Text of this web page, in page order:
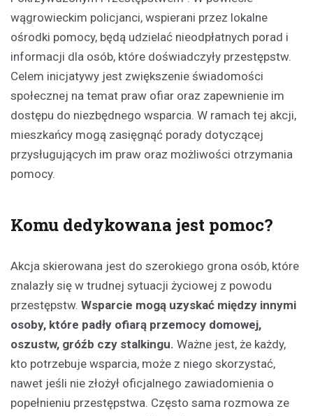
wągrowieckim policjanci, wspierani przez lokalne
ośrodki pomocy, będą udzielać nieodpłatnych porad i
informacji dla osób, które doświadczyły przestępstw.
Celem inicjatywy jest zwiększenie świadomości
społecznej na temat praw ofiar oraz zapewnienie im
dostępu do niezbędnego wsparcia. W ramach tej akcji,
mieszkańcy mogą zasięgnąć porady dotyczącej
przysługujących im praw oraz możliwości otrzymania
pomocy.
Komu dedykowana jest pomoc?
Akcja skierowana jest do szerokiego grona osób, które
znalazły się w trudnej sytuacji życiowej z powodu
przestępstw. Wsparcie mogą uzyskać między innymi
osoby, które padły ofiarą przemocy domowej,
oszustw, gróźb czy stalkingu. Ważne jest, że każdy,
kto potrzebuje wsparcia, może z niego skorzystać,
nawet jeśli nie złożył oficjalnego zawiadomienia o
popełnieniu przestępstwa. Często sama rozmowa ze